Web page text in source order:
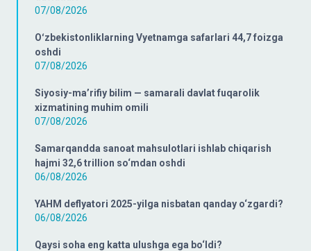
07/08/2026
Oʻzbekistonliklarning Vyetnamga safarlari 44,7 foizga
oshdi
07/08/2026
Siyosiy-ma’rifiy bilim — samarali davlat fuqarolik
xizmatining muhim omili
07/08/2026
Samarqandda sanoat mahsulotlari ishlab chiqarish
hajmi 32,6 trillion so‘mdan oshdi
06/08/2026
YAHM deflyatori 2025-yilga nisbatan qanday o‘zgardi?
06/08/2026
Qaysi soha eng katta ulushga ega bo‘ldi?